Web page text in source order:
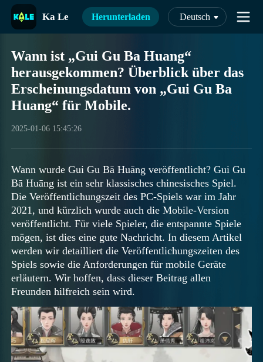
Ka Le Herunterladen Deutsch
Wann ist „Gui Gu Ba Huang“
herausgekommen? Überblick über das
Erscheinungsdatum von „Gui Gu Ba
Huang“ für Mobile.
2025-01-06 15:45:26
Wann wurde Gui Gu Bā Huāng veröffentlicht? Gui Gu
Bā Huāng ist ein sehr klassisches chinesisches Spiel.
Die Veröffentlichungszeit des PC-Spiels war im Jahr
2021, und kürzlich wurde auch die Mobile-Version
veröffentlicht. Für viele Spieler, die entspannte Spiele
mögen, ist dies eine gute Nachricht. In diesem Artikel
werden wir detailliert die Veröffentlichungszeiten des
Spiels sowie die Anforderungen für mobile Geräte
erläutern. Wir hoffen, dass dieser Beitrag allen
Freunden hilfreich sein wird.